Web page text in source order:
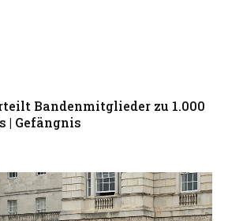
Bandenmitglieder zu 1.000
| Gefängnis